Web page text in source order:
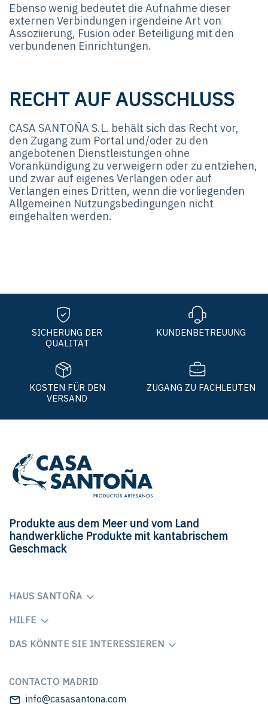
Ebenso wenig bedeutet die Aufnahme dieser
externen Verbindungen irgendeine Art von
Assoziierung, Fusion oder Beteiligung mit den
verbundenen Einrichtungen.
RECHT AUF AUSSCHLUSS
CASA SANTOÑA S.L. behält sich das Recht vor,
den Zugang zum Portal und/oder zu den
angebotenen Dienstleistungen ohne
Vorankündigung zu verweigern oder zu entziehen,
und zwar auf eigenes Verlangen oder auf
Verlangen eines Dritten, wenn die vorliegenden
Allgemeinen Nutzungsbedingungen nicht
eingehalten werden.
SICHERUNG DER
QUALITÄT
KUNDENBETREUUNG
KOSTEN FÜR DEN
VERSAND
ZUGANG ZU FACHLEUTEN
Produkte aus dem Meer und vom Land
handwerkliche Produkte mit kantabrischem
Geschmack
HAUS SANTOÑA
HILFE
DAS KÖNNTE SIE INTERESSIEREN
CONTACTO MADRID
info@casasantona.com